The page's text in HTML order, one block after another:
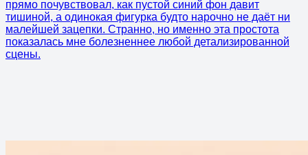
прямо почувствовал, как пустой синий фон давит
тишиной, а одинокая фигурка будто нарочно не даёт ни
малейшей зацепки. Странно, но именно эта простота
показалась мне болезненнее любой детализированной
сцены.